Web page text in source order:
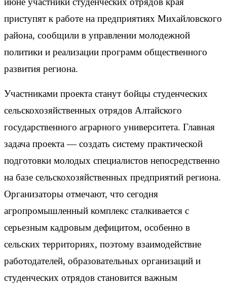
приступят к работе на предприятиях Михайловского
района, сообщили в управлении молодежной
политики и реализации программ общественного
развития региона.
Участниками проекта станут бойцы студенческих
сельскохозяйственных отрядов Алтайского
государственного аграрного университета. Главная
задача проекта — создать систему практической
подготовки молодых специалистов непосредственно
на базе сельскохозяйственных предприятий региона.
Организаторы отмечают, что сегодня
агропромышленный комплекс сталкивается с
серьезным кадровым дефицитом, особенно в
сельских территориях, поэтому взаимодействие
работодателей, образовательных организаций и
студенческих отрядов становится важным